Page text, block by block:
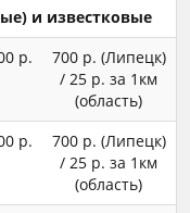
и известковые
р.
700 р. (Липецк)
/ 25 р. за 1км
(область)
р.
700 р. (Липецк)
/ 25 р. за 1км
(область)